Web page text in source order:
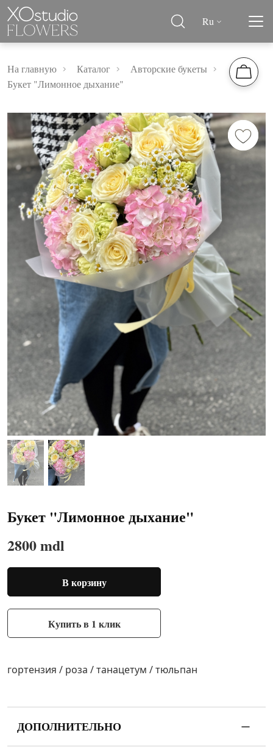
Ru
На главную Каталог
Авторские букеты
Букет "Лимонное дыхание"
Букет "Лимонное дыхание"
2800 mdl
В корзину
Купить в 1 клик
гортензия / роза / танацетум / тюльпан
ДОПОЛНИТЕЛЬНО